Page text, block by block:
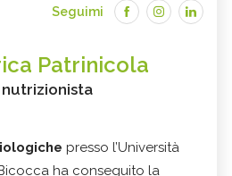
Seguimi
Patrinicola
presso l’Università
ha conseguito la